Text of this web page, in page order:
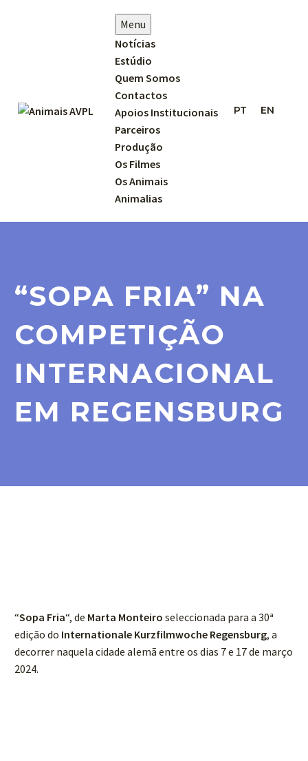
Menu
Notícias
Estúdio
Quem Somos
Contactos
Apoios Institucionais
Parceiros
Produção
Os Filmes
Os Animais
Animalias
PT EN
“SOPA FRIA” NA
COMPETIÇÃO
INTERNACIONAL
EM REGENSBURG
“Sopa Fria“, de Marta Monteiro seleccionada para a 30ª
edição do Internationale Kurzfilmwoche Regensburg, a
decorrer naquela cidade alemã entre os dias 7 e 17 de março
2024.